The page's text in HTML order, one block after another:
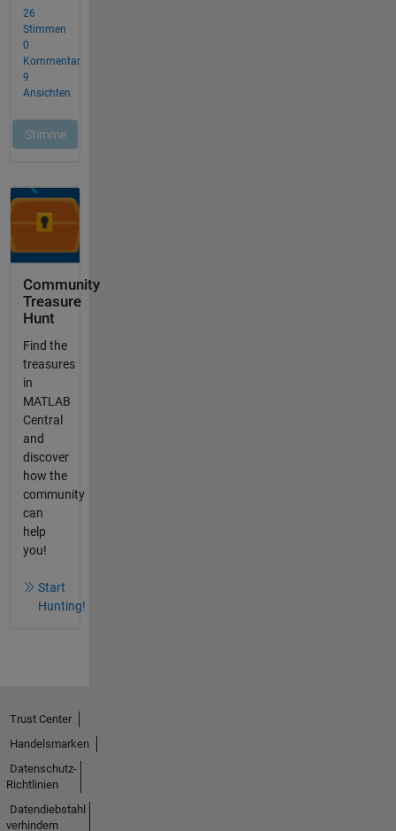
Community
Treasure
Hunt
Find the
treasures
in
MATLAB
Central
and
discover
how the
community
can
help
you!
Start
Hunting!
Trust Center
Handelsmarken
Datenschutz-
Richtlinien
Datendiebstahl
verhindern